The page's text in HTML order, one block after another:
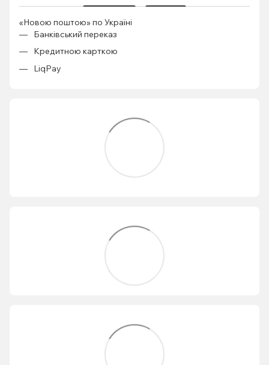
«Новою поштою» по Україні
Банківський переказ
Кредитною карткою
LiqPay